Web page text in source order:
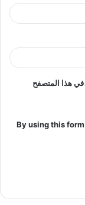
في هذا المتصفح
By using this